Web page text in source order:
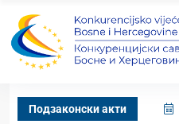
Подзаконски акти